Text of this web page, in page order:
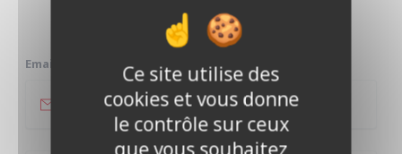
or
Email address
Ce site utilise des
cookies et vous donne
le contrôle sur ceux